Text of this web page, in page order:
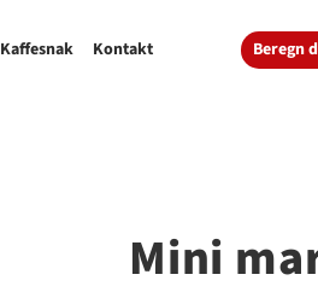
Kaffesnak Kontakt Beregn
Mini